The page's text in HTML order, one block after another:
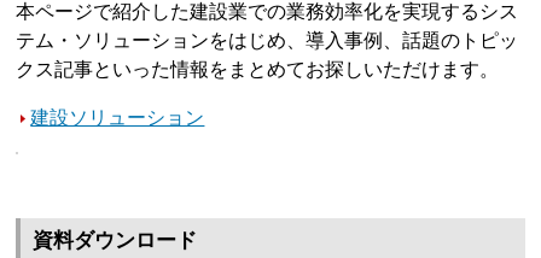
本ページで紹介した建設業での業務効率化を実現するシス
テム・ソリューションをはじめ、導入事例、話題のトピッ
クス記事といった情報をまとめてお探しいただけます。
建設ソリューション
資料ダウンロード